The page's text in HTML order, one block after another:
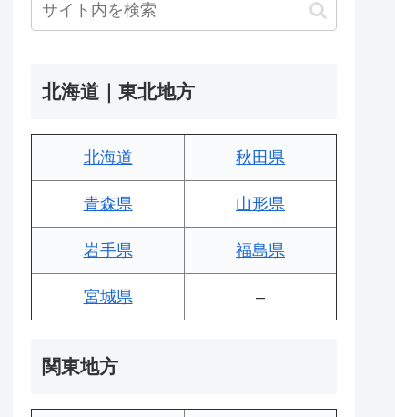
北海道｜東北地方
北海道 秋田県
青森県 山形県
岩手県 福島県
宮城県 –
関東地方